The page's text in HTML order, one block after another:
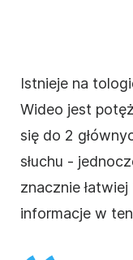
Istnieje na to
Wideo jest
się do 2
słuchu -
znacznie
informacje w